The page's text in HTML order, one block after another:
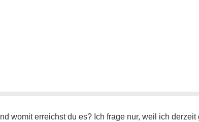
womit erreichst du es? Ich frage nur, weil ich derzeit